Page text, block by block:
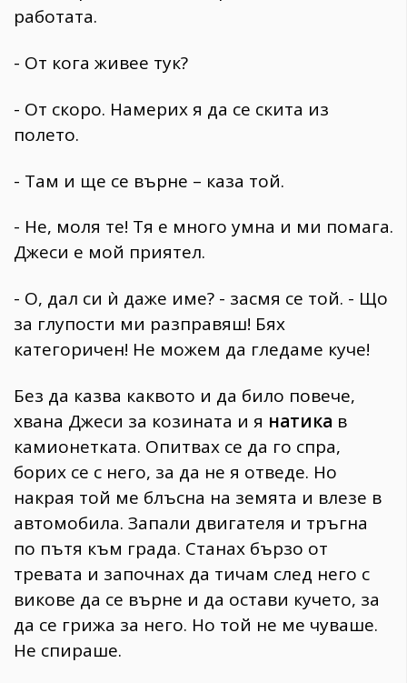
работата.
- От кога живее тук?
- От скоро. Намерих я да се скита из
полето.
- Там и ще се върне – каза той.
- Не, моля те! Тя е много умна и ми помага.
Джеси е мой приятел.
- О, дал си ѝ даже име? - засмя се той. - Що
за глупости ми разправяш! Бях
категоричен! Не можем да гледаме куче!
Без да казва каквото и да било повече,
хвана Джеси за козината и я натика в
камионетката. Опитвах се да го спра,
борих се с него, за да не я отведе. Но
накрая той ме блъсна на земята и влезе в
автомобила. Запали двигателя и тръгна
по пътя към града. Станах бързо от
тревата и започнах да тичам след него с
викове да се върне и да остави кучето, за
да се грижа за него. Но той не ме чуваше.
Не спираше.